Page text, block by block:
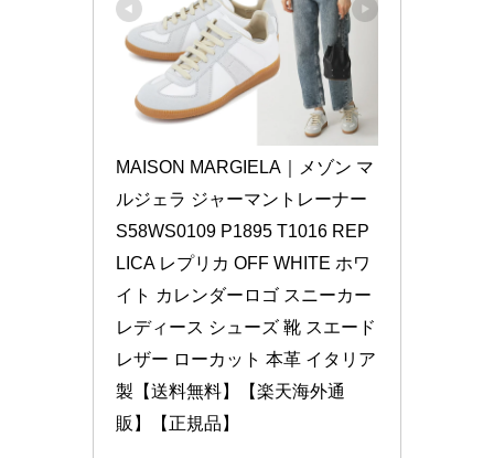
MAISON MARGIELA｜メゾン マ
ルジェラ ジャーマントレーナー
S58WS0109 P1895 T1016 REP
LICA レプリカ OFF WHITE ホワ
イト カレンダーロゴ スニーカー
レディース シューズ 靴 スエード
レザー ローカット 本革 イタリア
製【送料無料】【楽天海外通
販】【正規品】